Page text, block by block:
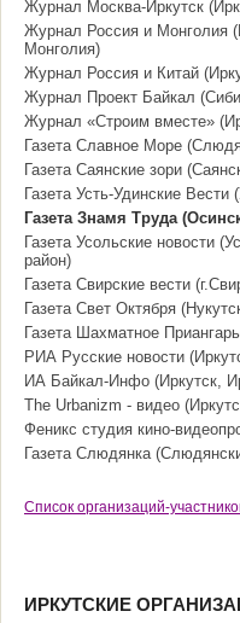
Журнал Москва-Иркутск
Журнал Россия и Монголия
Монголия)
Журнал Россия и Китай
Журнал Проект Байкал
Журнал «Строим вместе»
Газета Славное Море
Газета Саянские зори
Газета Усть-Удинские Вести
Газета Знамя Труда
Газета Усольские новости
район)
Газета Свирские вести
Газета Свет Октября
Газета Шахматное
РИА Русские новости
ИА Байкал-Инфо (Иркутск,
The Urbanizm - видео
Феникс студия кино-
Газета Слюдянка
Cписок организаций-
ИРКУТСКИЕ